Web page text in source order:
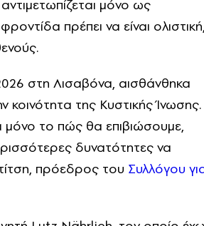
μόνο ως
πρέπει να είναι
στη Λισαβόνα, αισθάνθηκα
κοινότητα της Κυστικής Ίνωσης.
το πώς θα επιβιώσουμε,
δυνατότητες να
πρόεδρος του Συλλόγου